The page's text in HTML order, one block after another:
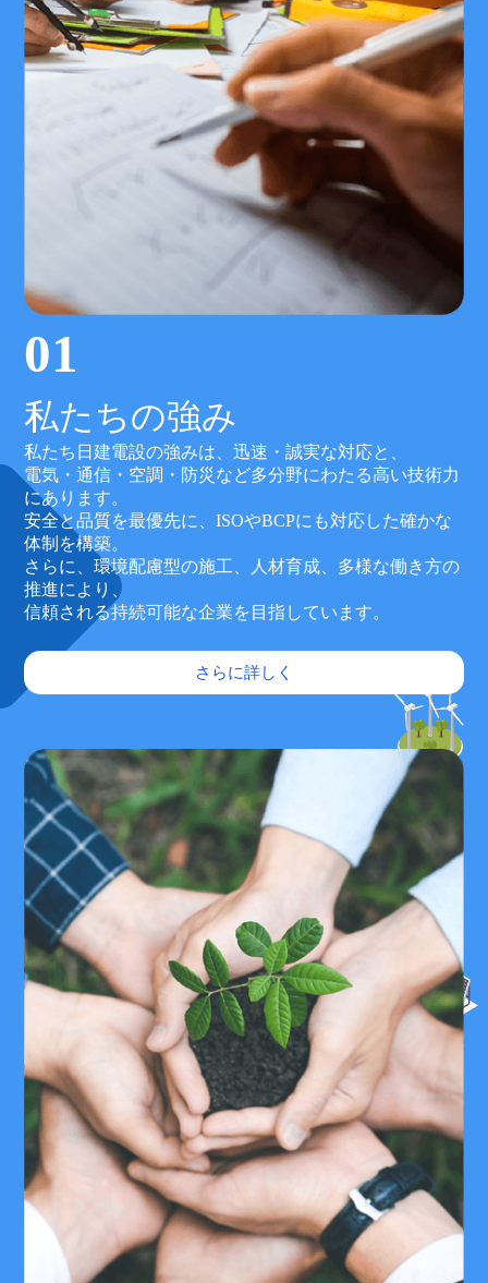
01
私たちの強み
私たち日建電設の強みは、迅速・誠実な対応と、
電気・通信・空調・防災など多分野にわたる高い技術力
にあります。
安全と品質を最優先に、ISOやBCPにも対応した確かな
体制を構築。
さらに、環境配慮型の施工、人材育成、多様な働き方の
推進により、
信頼される持続可能な企業を目指しています。
さらに詳しく